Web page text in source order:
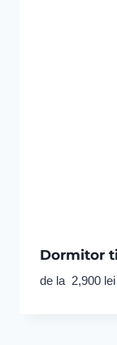
Dormitor
de la 2,900 lei